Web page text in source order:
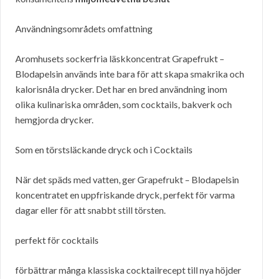
Användningsområdets omfattning
Aromhusets sockerfria läskkoncentrat Grapefrukt –
Blodapelsin används inte bara för att skapa smakrika och
kalorisnåla drycker. Det har en bred användning inom
olika kulinariska områden, som cocktails, bakverk och
hemgjorda drycker.
Som en törstsläckande dryck och i Cocktails
När det späds med vatten, ger Grapefrukt – Blodapelsin
koncentratet en uppfriskande dryck, perfekt för varma
dagar eller för att snabbt still törsten.
perfekt för cocktails
förbättrar många klassiska cocktailrecept till nya höjder